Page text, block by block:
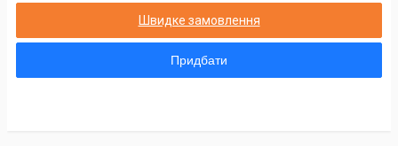
Швидке замовлення
Придбати